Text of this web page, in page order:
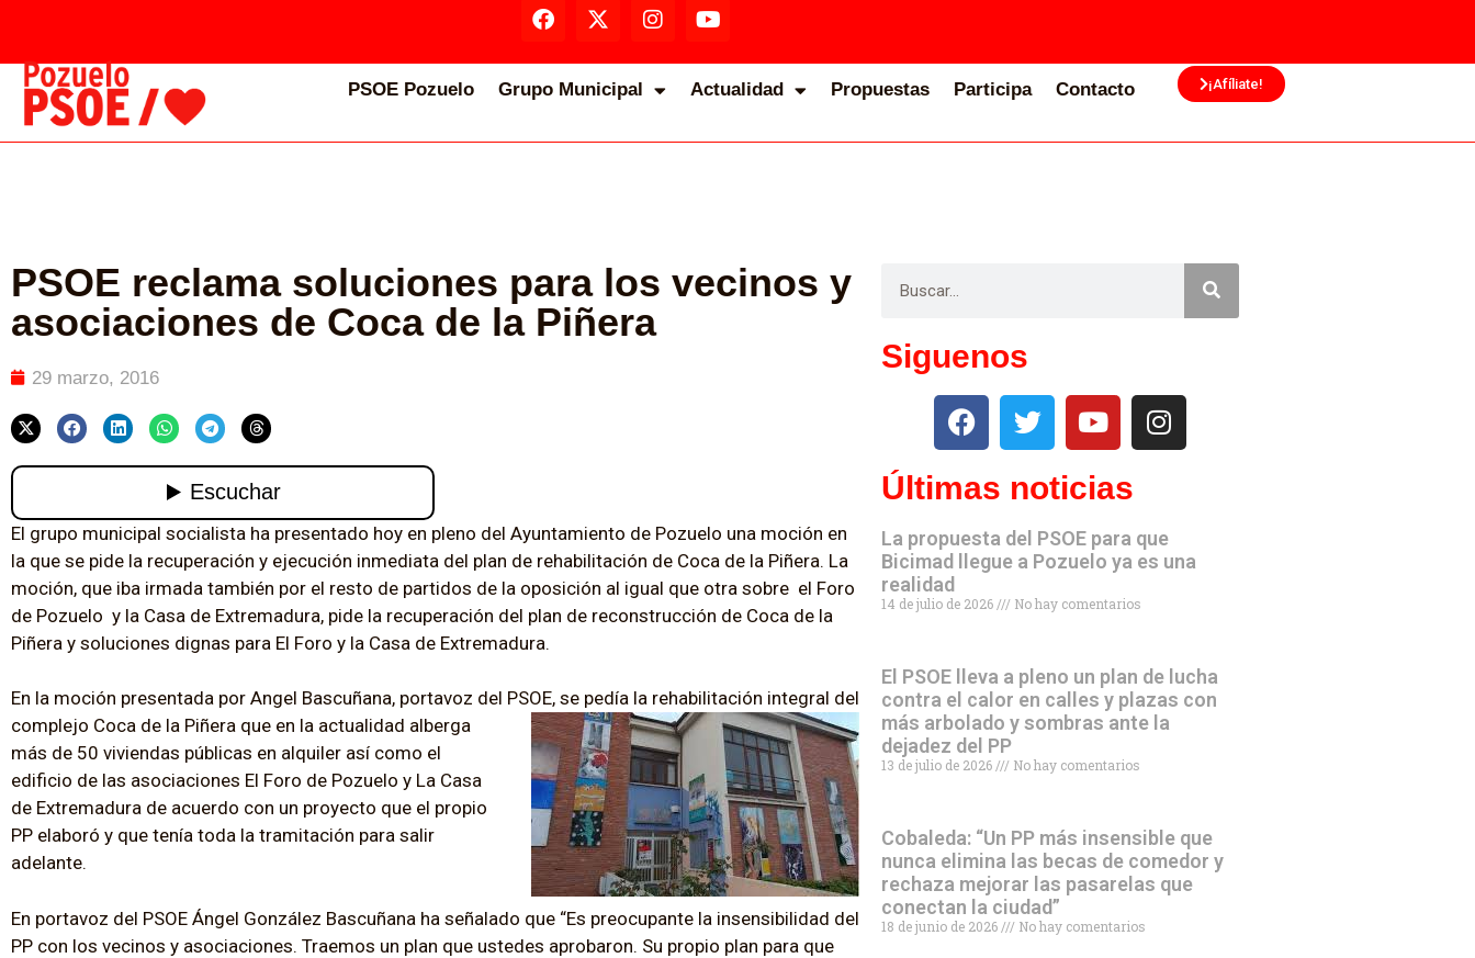
PSOE Pozuelo Grupo Municipal Actualidad Propuestas Participa Contacto ¡Afíliate!
PSOE reclama soluciones para los vecinos y
asociaciones de Coca de la Piñera
29 marzo, 2016
El grupo municipal socialista ha presentado hoy en pleno del Ayuntamiento de Pozuelo una moción en
la que se pide la recuperación y ejecución inmediata del plan de rehabilitación de Coca de la Piñera. La
moción, que iba irmada también por el resto de partidos de la oposición al igual que otra sobre el Foro
de Pozuelo y la Casa de Extremadura, pide la recuperación del plan de reconstrucción de Coca de la
Piñera y soluciones dignas para El Foro y la Casa de Extremadura.
En la moción presentada por Angel Bascuñana, portavoz del PSOE, se pedía la rehabilitación integral del
complejo Coca de la Piñera que en la actualidad alberga
más de 50 viviendas públicas en alquiler así como el
edificio de las asociaciones El Foro de Pozuelo y La Casa
de Extremadura de acuerdo con un proyecto que el propio
PP elaboró y que tenía toda la tramitación para salir
adelante.
En portavoz del PSOE Ángel González Bascuñana ha señalado que “Es preocupante la insensibilidad del
PP con los vecinos y asociaciones. Traemos un plan que ustedes aprobaron. Su propio plan para que
Siguenos
Últimas noticias
La propuesta del PSOE para que
Bicimad llegue a Pozuelo ya es una
realidad
14 de julio de 2026 No hay comentarios
El PSOE lleva a pleno un plan de lucha
contra el calor en calles y plazas con
más arbolado y sombras ante la
dejadez del PP
13 de julio de 2026 No hay comentarios
Cobaleda: “Un PP más insensible que
nunca elimina las becas de comedor y
rechaza mejorar las pasarelas que
conectan la ciudad”
18 de junio de 2026 No hay comentarios